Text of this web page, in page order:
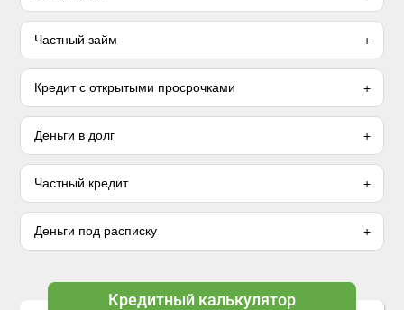
Частный займ
Кредит с открытыми просрочками
Деньги в долг
Частный кредит
Деньги под расписку
Кредитный калькулятор